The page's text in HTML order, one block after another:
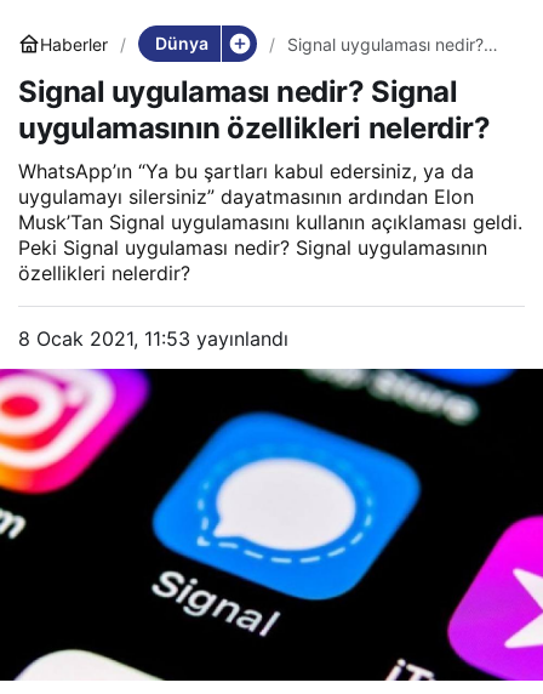
Haberler Dünya
Signal uygulaması nedir?
özellikleri nelerdir?
Signal uygulaması nedir? Signal
uygulamasının özellikleri nelerdir?
WhatsApp’ın “Ya bu şartları kabul edersiniz, ya da
uygulamayı silersiniz” dayatmasının ardından Elon
Musk’Tan Signal uygulamasını kullanın açıklaması geldi.
Peki Signal uygulaması nedir? Signal uygulamasının
özellikleri nelerdir?
8 Ocak 2021, 11:53 yayınlandı